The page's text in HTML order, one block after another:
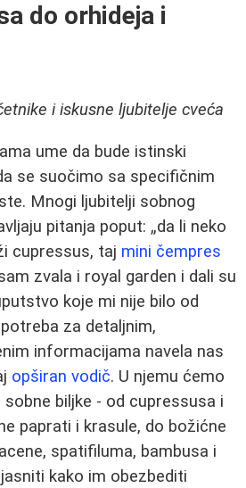
do orhideja i
i iskusne ljubitelje cveća
ume da bude istinski
se suočimo sa specifičnim
Mnogi ljubitelji sobnog
pitanja poput: „da li neko
cupressus, taj mini čempres
zvala i royal garden i dali su
koje mi nije bilo od
za detaljnim,
informacijama navela nas
opširan vodič. U njemu ćemo
biljke - od cupressusa i
paprati i krasule, do božićne
spatifiluma, bambusa i
kako im obezbediti